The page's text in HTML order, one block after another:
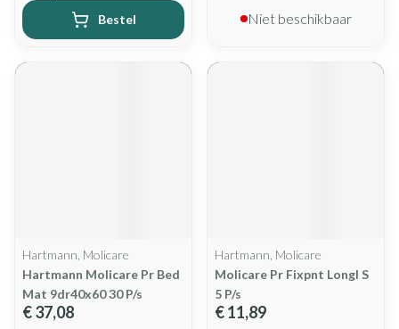
Bestel Niet beschikbaar
Hartmann, Molicare
Hartmann Molicare Pr Bed
Mat 9dr40x60 30 P/s
€ 37,08
Hartmann, Molicare
Molicare Pr Fixpnt Longl S
5 P/s
€ 11,89